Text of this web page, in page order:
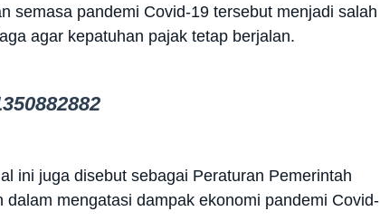
semasa pandemi Covid-19 tersebut menjadi salah
agar kepatuhan pajak tetap berjalan.
ini juga disebut sebagai Peraturan Pemerintah
mengatasi dampak ekonomi pandemi Covid-